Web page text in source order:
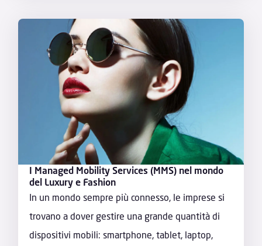
I Managed Mobility Services (MMS) nel mondo
del Luxury e Fashion
In un mondo sempre più connesso, le imprese si
trovano a dover gestire una grande quantità di
dispositivi mobili: smartphone, tablet, laptop,